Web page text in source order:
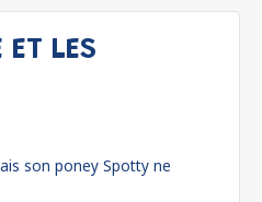
ET LES
son poney Spotty ne